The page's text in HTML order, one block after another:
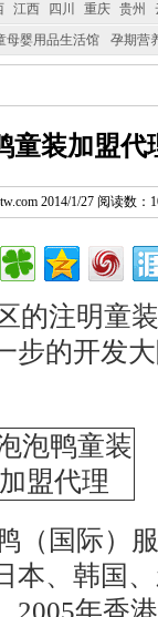
江西 四川 重庆 贵州
母婴用品生活馆 孕期营
童装加盟代
2014/1/27 阅读数：
的注明童
步的开发
（国际）
本、韩国
2005年香